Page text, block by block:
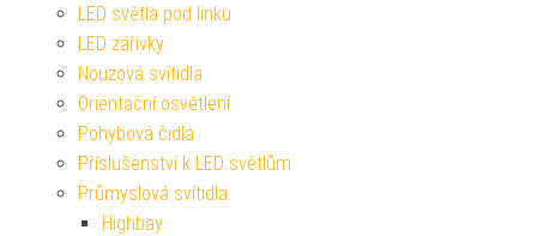
LED světla pod linku
LED zářivky
Nouzová svítidla
Orientační osvětlení
Pohybová čidla
Příslušenství k LED světlům
Průmyslová svítidla
Highbay